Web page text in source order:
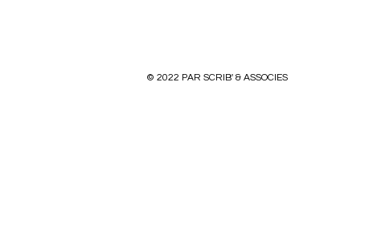
© 2022 PAR SCRIB' & ASSOCIES